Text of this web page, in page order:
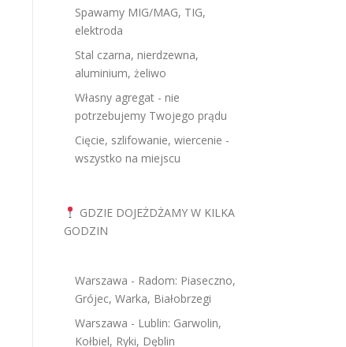
Spawamy MIG/MAG, TIG,
elektroda
Stal czarna, nierdzewna,
aluminium, żeliwo
Własny agregat - nie
potrzebujemy Twojego prądu
Cięcie, szlifowanie, wiercenie -
wszystko na miejscu
GDZIE DOJEŻDŻAMY W KILKA
GODZIN
Warszawa - Radom: Piaseczno,
Grójec, Warka, Białobrzegi
Warszawa - Lublin: Garwolin,
Kołbiel, Ryki, Dęblin